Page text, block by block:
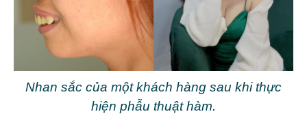
Nhan sắc của một khách hàng sau khi thực
hiện phẫu thuật hàm.